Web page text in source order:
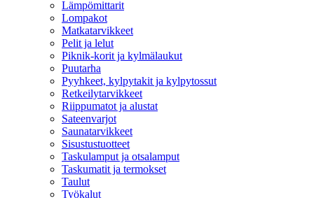
Lämpömittarit
Lompakot
Matkatarvikkeet
Pelit ja lelut
Piknik-korit ja kylmälaukut
Puutarha
Pyyhkeet, kylpytakit ja kylpytossut
Retkeilytarvikkeet
Riippumatot ja alustat
Sateenvarjot
Saunatarvikkeet
Sisustustuotteet
Taskulamput ja otsalamput
Taskumatit ja termokset
Taulut
Työkalut